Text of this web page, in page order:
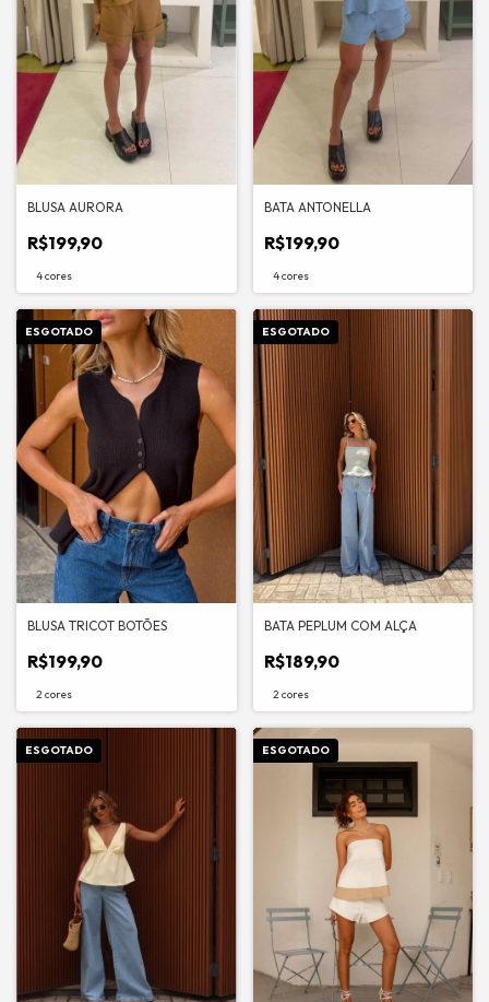
BLUSA AURORA
R$199,90
4 cores
BATA ANTONELLA
R$199,90
4 cores
ESGOTADO
BLUSA TRICOT BOTÕES
R$199,90
2 cores
ESGOTADO
BATA PEPLUM COM ALÇA
R$189,90
2 cores
ESGOTADO ESGOTADO